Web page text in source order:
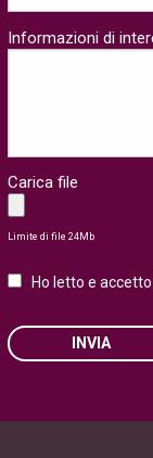
Informazioni di
Carica file
Limite di file 24Mb
Ho letto e
INVIA